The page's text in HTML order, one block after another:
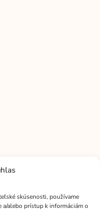
skúsenosti, používame
alebo prístup k informáciám o